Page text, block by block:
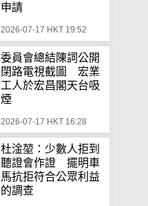
申請
2026-07-17 HKT 19:52
委員會總結陳詞公開
閉路電視截圖 宏業
工人於宏昌閣天台吸
煙
2026-07-17 HKT 16:28
杜淦堃：少數人拒到
聽證會作證 擺明車
馬抗拒符合公眾利益
的調查